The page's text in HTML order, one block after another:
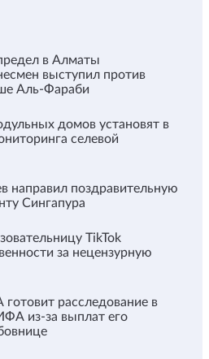
в Алматы
выступил против
Аль-Фараби
домов установят в
селевой
направил поздравительную
Сингапура
TikTok
за нецензурную
расследование в
из-за выплат его